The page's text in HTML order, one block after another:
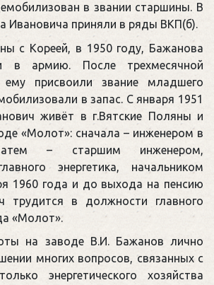
в звании старшины. В
Ивановича приняли в ряды ВКП(б).
с Кореей, в 1950 году, Бажанова
в армию. После трехмесячной
ему присвоили звание младшего
в запас. С января 1951
живёт в г.Вятские Поляны и
«Молот»: сначала – инженером в
– старшим инженером,
энергетика, начальником
1960 года и до выхода на пенсию
трудится в должности главного
«Молот».
на заводе В.И. Бажанов лично
многих вопросов, связанных с
энергетического хозяйства